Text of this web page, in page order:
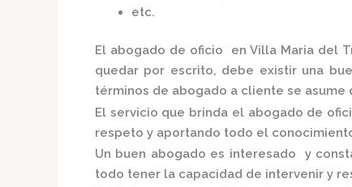
etc.
El abogado de oficio en Villa Maria del
quedar por escrito, debe existir una
términos de abogado a cliente se
El servicio que brinda el abogado de
respeto y aportando todo el
Un buen abogado es interesado y
todo tener la capacidad de intervenir y